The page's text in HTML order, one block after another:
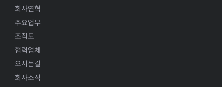
회사연혁
주요업무
조직도
협력업체
오시는길
회사소식